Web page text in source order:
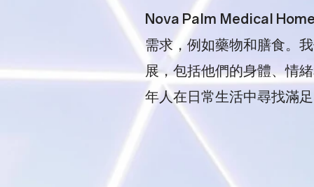
Nova Palm Medical
需求，例如藥物和膳食。
展，包括他們的身體、情
年人在日常生活中尋找滿